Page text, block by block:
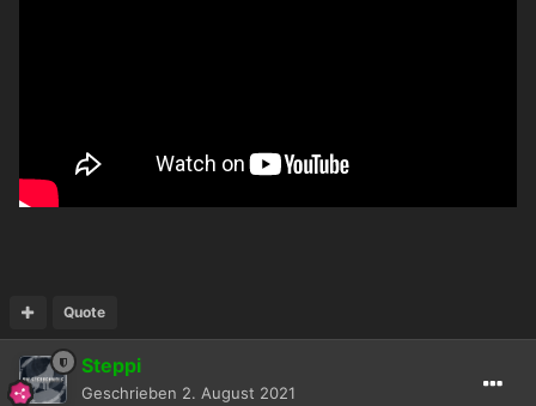
Quote
Steppi
Geschrieben 2. August 2021